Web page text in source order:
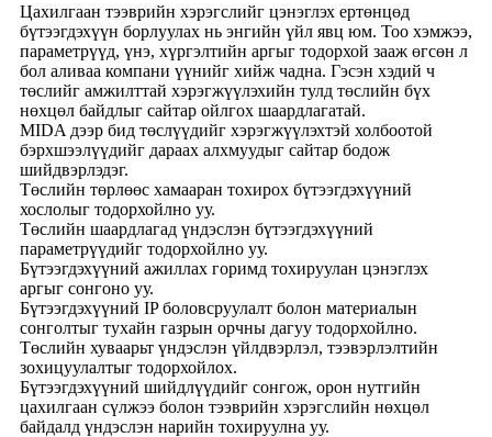
Цахилгаан тээврийн хэрэгслийг цэнэглэх ертөнцөд
бүтээгдэхүүн борлуулах нь энгийн үйл явц юм. Тоо хэмжээ,
параметрүүд, үнэ, хүргэлтийн аргыг тодорхой зааж өгсөн л
бол аливаа компани үүнийг хийж чадна. Гэсэн хэдий ч
төслийг амжилттай хэрэгжүүлэхийн тулд төслийн бүх
нөхцөл байдлыг сайтар ойлгох шаардлагатай.
MIDA дээр бид төслүүдийг хэрэгжүүлэхтэй холбоотой
бэрхшээлүүдийг дараах алхмуудыг сайтар бодож
шийдвэрлэдэг.
Төслийн төрлөөс хамааран тохирох бүтээгдэхүүний
хослолыг тодорхойлно уу.
Төслийн шаардлагад үндэслэн бүтээгдэхүүний
параметрүүдийг тодорхойлно уу.
Бүтээгдэхүүний ажиллах горимд тохируулан цэнэглэх
аргыг сонгоно уу.
Бүтээгдэхүүний IP боловсруулалт болон материалын
сонголтыг тухайн газрын орчны дагуу тодорхойлно.
Төслийн хуваарьт үндэслэн үйлдвэрлэл, тээвэрлэлтийн
зохицуулалтыг тодорхойлох.
Бүтээгдэхүүний шийдлүүдийг сонгож, орон нутгийн
цахилгаан сүлжээ болон тээврийн хэрэгслийн нөхцөл
байдалд үндэслэн нарийн тохируулна уу.